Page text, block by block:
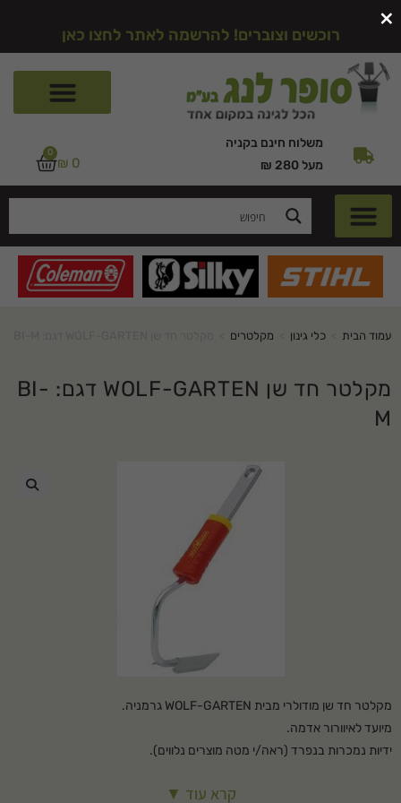
רוכשים וצוברים! להרשמה לאתר לחצו כאן
משלוח חינם בקניה
מעל 280 ₪
₪ 0
0
עמוד הבית כלי גינון מקלטרים
מקלטר חד שן WOLF-GARTEN דגם: BI-
M
מקלטר חד שן מודולרי מבית WOLF-GARTEN גרמניה.
מיועד לאיוורור אדמה.
ידיות נמכרות בנפרד (ראה/י מטה מוצרים נלווים).
קרא עוד ▼
×